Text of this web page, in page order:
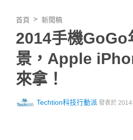
首頁 新聞稿
2014手機GoGo
景，Apple
來拿！
Techtion科技行動派 發表於